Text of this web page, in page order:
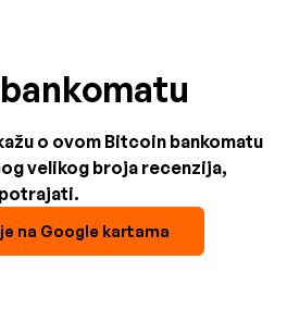
o ovom Bitcoin bankomatu
velikog broja recenzija,
na Google kartama